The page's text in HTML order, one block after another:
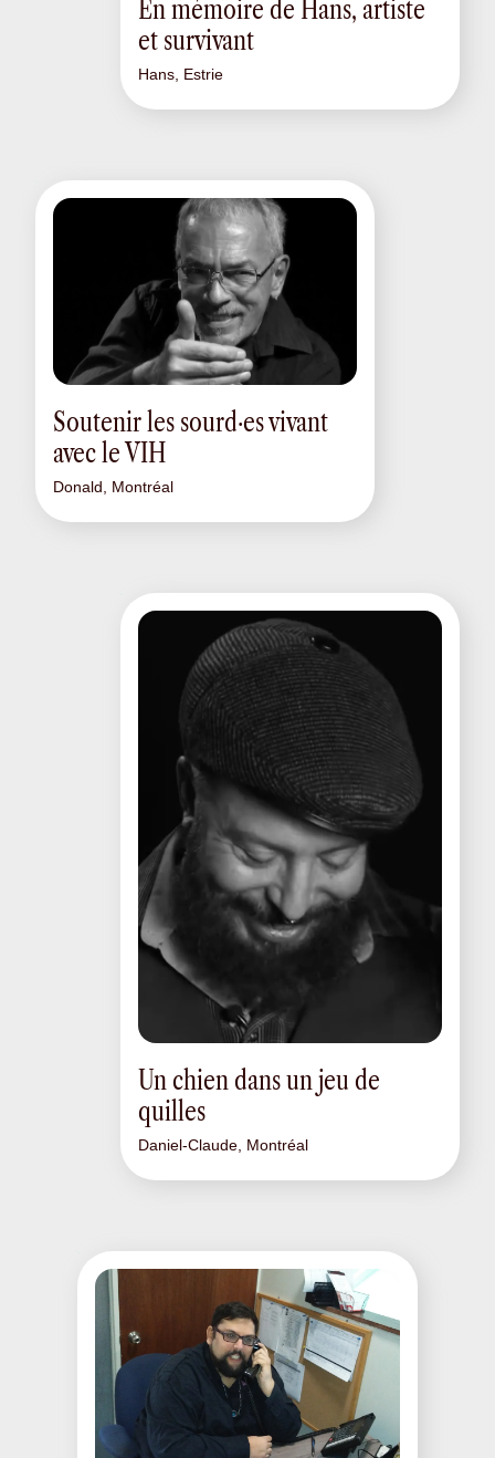
En mémoire de Hans, artiste
et survivant
Hans, Estrie
Soutenir les sourd·es vivant
avec le VIH
Donald, Montréal
Un chien dans un jeu de
quilles
Daniel-Claude, Montréal